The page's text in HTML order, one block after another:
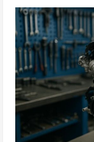
e
y
e
n
d